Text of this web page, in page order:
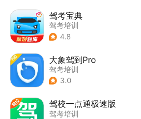
驾考宝典
驾考培训
4.8
大象驾到Pro
驾考培训
3.0
驾校一点通极速版
驾考培训